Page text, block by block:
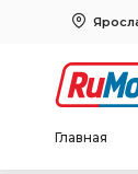
Главная